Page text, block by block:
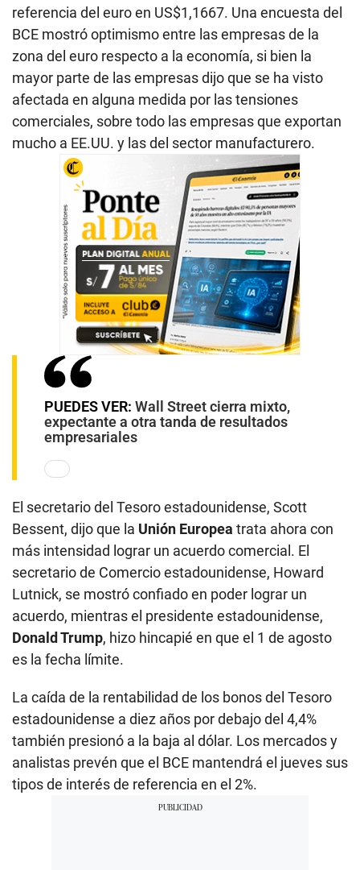
referencia del euro en US$1,1667. Una encuesta del
BCE mostró optimismo entre las empresas de la
zona del euro respecto a la economía, si bien la
mayor parte de las empresas dijo que se ha visto
afectada en alguna medida por las tensiones
comerciales, sobre todo las empresas que exportan
mucho a EE.UU. y las del sector manufacturero.
PUEDES VER: Wall Street cierra mixto,
expectante a otra tanda de resultados
empresariales
El secretario del Tesoro estadounidense, Scott
Bessent, dijo que la Unión Europea trata ahora con
más intensidad lograr un acuerdo comercial. El
secretario de Comercio estadounidense, Howard
Lutnick, se mostró confiado en poder lograr un
acuerdo, mientras el presidente estadounidense,
Donald Trump, hizo hincapié en que el 1 de agosto
es la fecha límite.
La caída de la rentabilidad de los bonos del Tesoro
estadounidense a diez años por debajo del 4,4%
también presionó a la baja al dólar. Los mercados y
analistas prevén que el BCE mantendrá el jueves sus
tipos de interés de referencia en el 2%.